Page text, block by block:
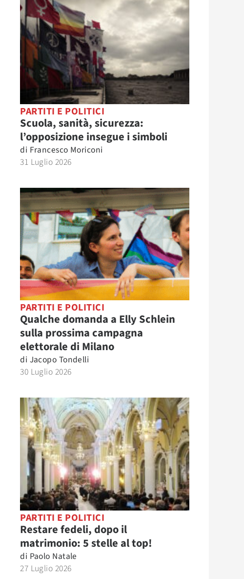
PARTITI E POLITICI
Scuola, sanità, sicurezza:
l’opposizione insegue i simboli
di Francesco Moriconi
31 Luglio 2026
PARTITI E POLITICI
Qualche domanda a Elly Schlein
sulla prossima campagna
elettorale di Milano
di Jacopo Tondelli
30 Luglio 2026
PARTITI E POLITICI
Restare fedeli, dopo il
matrimonio: 5 stelle al top!
di Paolo Natale
27 Luglio 2026